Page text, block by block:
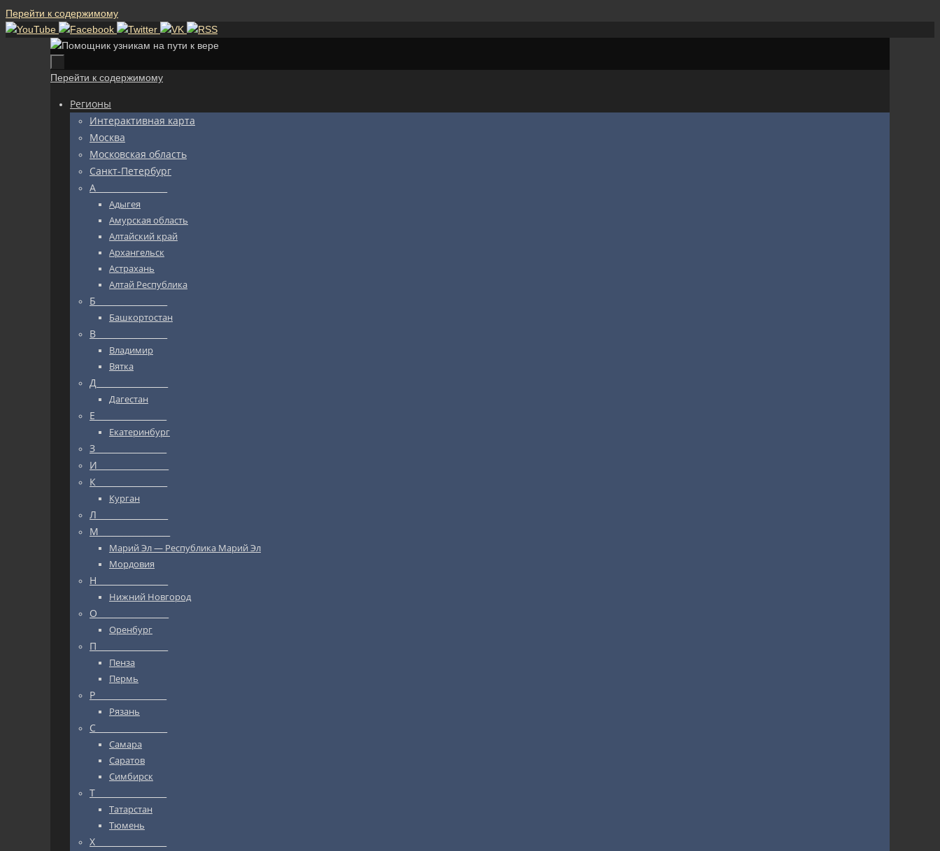
Перейти к содержимому
Перейти к содержимому
Регионы
Интерактивная карта
Москва
Московская область
Санкт-Петербург
А_________________
Адыгея
Амурская область
Алтайский край
Архангельск
Астрахань
Алтай Республика
Б_________________
Башкортостан
В_________________
Владимир
Вятка
Д_________________
Дагестан
Е_________________
Екатеринбург
З_________________
И_________________
К_________________
Курган
Л_________________
М_________________
Марий Эл — Республика Марий Эл
Мордовия
Н_________________
Нижний Новгород
О_________________
Оренбург
П_________________
Пенза
Пермь
Р_________________
Рязань
С_________________
Самара
Саратов
Симбирск
Т_________________
Татарстан
Тюмень
Х_________________